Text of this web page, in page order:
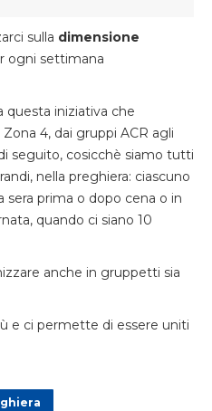
sulla dimensione
ogni settimana
questa iniziativa che
4, dai gruppi ACR agli
seguito, cosicchè siamo tutti
nella preghiera: ciascuno
sera prima o dopo cena o in
quando ci siano 10
anche in gruppetti sia
e ci permette di essere uniti